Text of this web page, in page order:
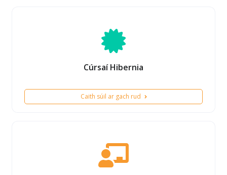
Cúrsaí Hibernia
Caith súil ar gach rud